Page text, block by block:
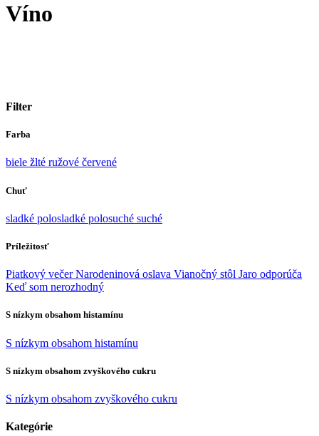
Víno
Filter
Farba
biele žlté ružové červené
Chuť
sladké polosladké polosuché suché
Príležitosť
Piatkový večerNarodeninová oslava Vianočný stôl Jaro odporúča
Keď som nerozhodný
S nízkym obsahom histamínu
S nízkym obsahom histamínu
S nízkym obsahom zvyškového cukru
S nízkym obsahom zvyškového cukru
Kategórie